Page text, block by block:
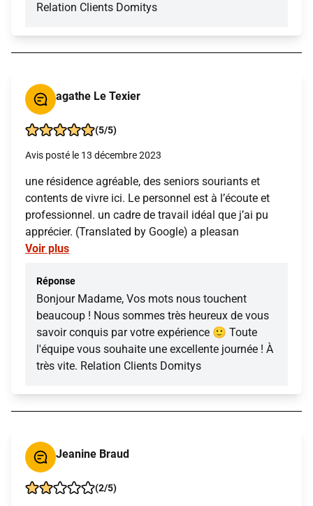
Relation Clients Domitys
agathe Le Texier
(5/5)
Avis posté le 13 décembre 2023
une résidence agréable, des seniors souriants et
contents de vivre ici. Le personnel est à l’écoute et
professionnel. un cadre de travail idéal que j’ai pu
apprécier. (Translated by Google) a pleasan
Voir plus
Réponse
Bonjour Madame, Vos mots nous touchent
beaucoup ! Nous sommes très heureux de vous
savoir conquis par votre expérience 🙂 Toute
l'équipe vous souhaite une excellente journée ! À
très vite. Relation Clients Domitys
Jeanine Braud
(2/5)